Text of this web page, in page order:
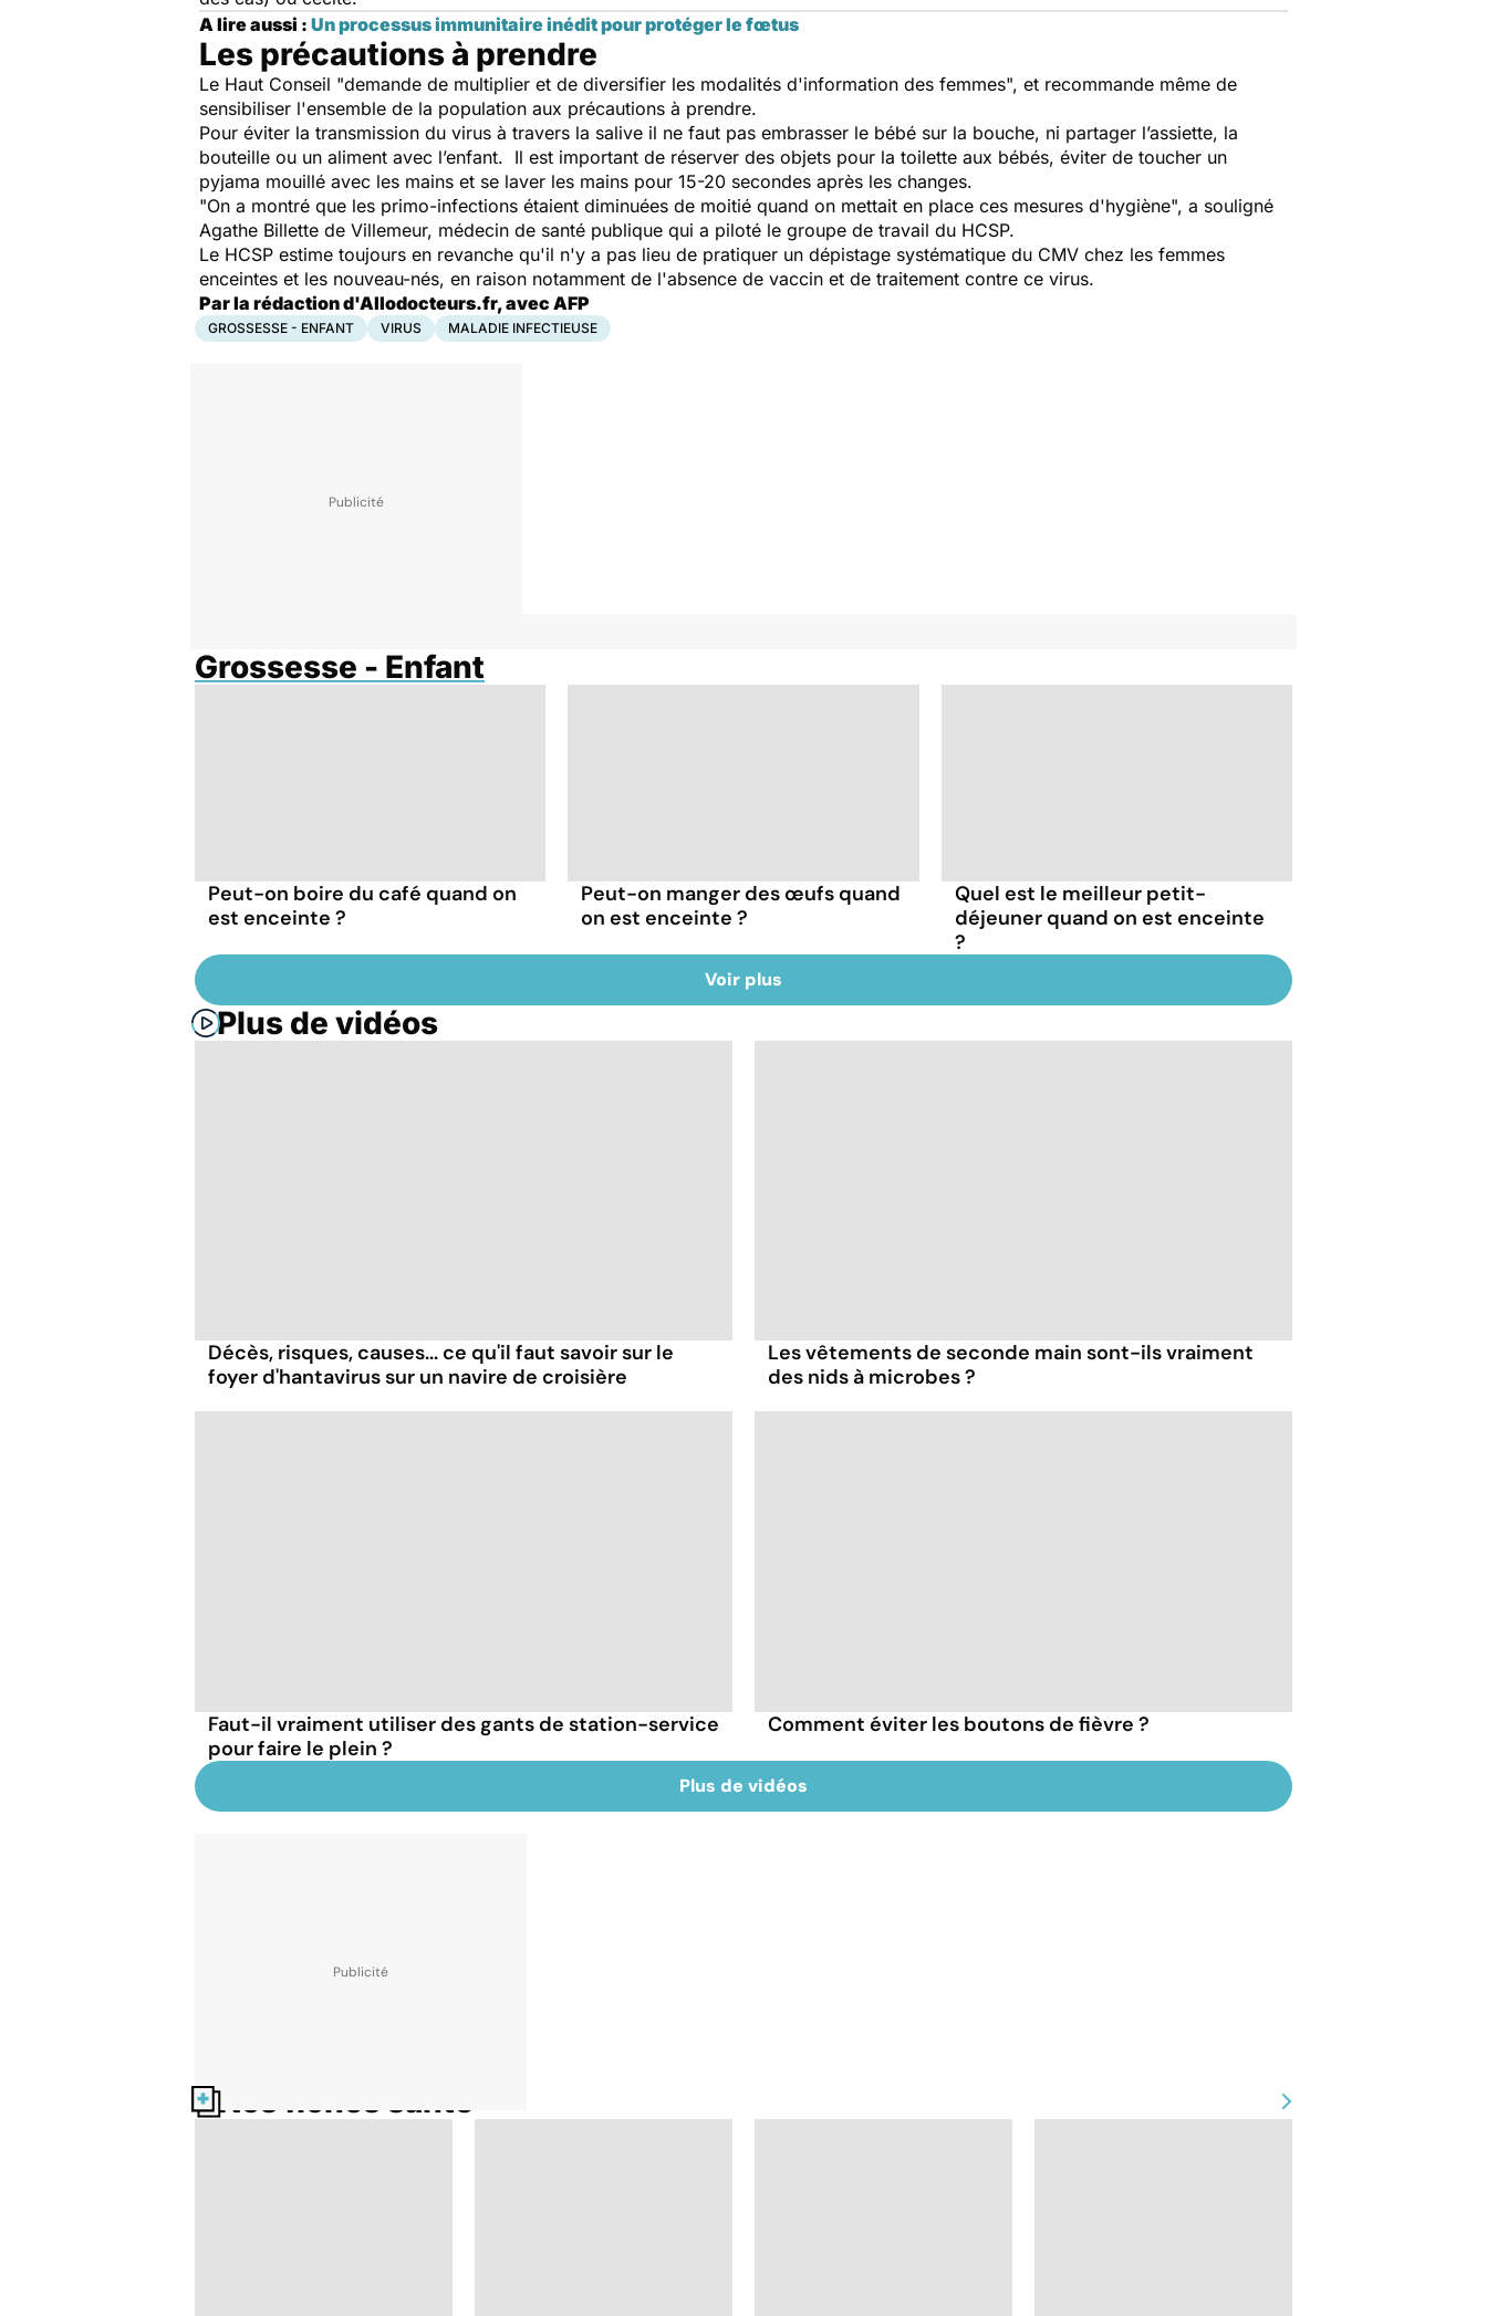
A lire aussi : Un processus immunitaire inédit pour protéger le fœtus
Les précautions à prendre
Le Haut Conseil "demande de multiplier et de diversifier les modalités d'information des femmes", et recommande même de
sensibiliser l'ensemble de la population aux précautions à prendre.
Pour éviter la transmission du virus à travers la salive il ne faut pas embrasser le bébé sur la bouche, ni partager l’assiette, la
bouteille ou un aliment avec l’enfant. Il est important de réserver des objets pour la toilette aux bébés, éviter de toucher un
pyjama mouillé avec les mains et se laver les mains pour 15-20 secondes après les changes.
"On a montré que les primo-infections étaient diminuées de moitié quand on mettait en place ces mesures d'hygiène", a souligné
Agathe Billette de Villemeur, médecin de santé publique qui a piloté le groupe de travail du HCSP.
Le HCSP estime toujours en revanche qu'il n'y a pas lieu de pratiquer un dépistage systématique du CMV chez les femmes
enceintes et les nouveau-nés, en raison notamment de l'absence de vaccin et de traitement contre ce virus.
Par la rédaction d'Allodocteurs.fr, avec AFP
GROSSESSE - ENFANT VIRUS MALADIE INFECTIEUSE
Grossesse - Enfant
Peut-on boire du café quand on
est enceinte ?
Peut-on manger des œufs quand
on est enceinte ?
Quel est le meilleur petit-
déjeuner quand on est enceinte
?
Voir plus
Plus de vidéos
Décès, risques, causes... ce qu'il faut savoir sur le
foyer d'hantavirus sur un navire de croisière
Les vêtements de seconde main sont-ils vraiment
des nids à microbes ?
Faut-il vraiment utiliser des gants de station-service
pour faire le plein ?
Comment éviter les boutons de fièvre ?
Plus de vidéos
Nos fiches santé